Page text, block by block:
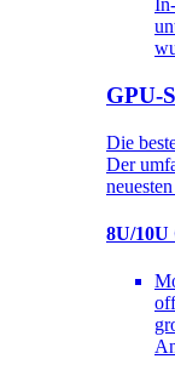
GPU-
Die
Der
8U/10U